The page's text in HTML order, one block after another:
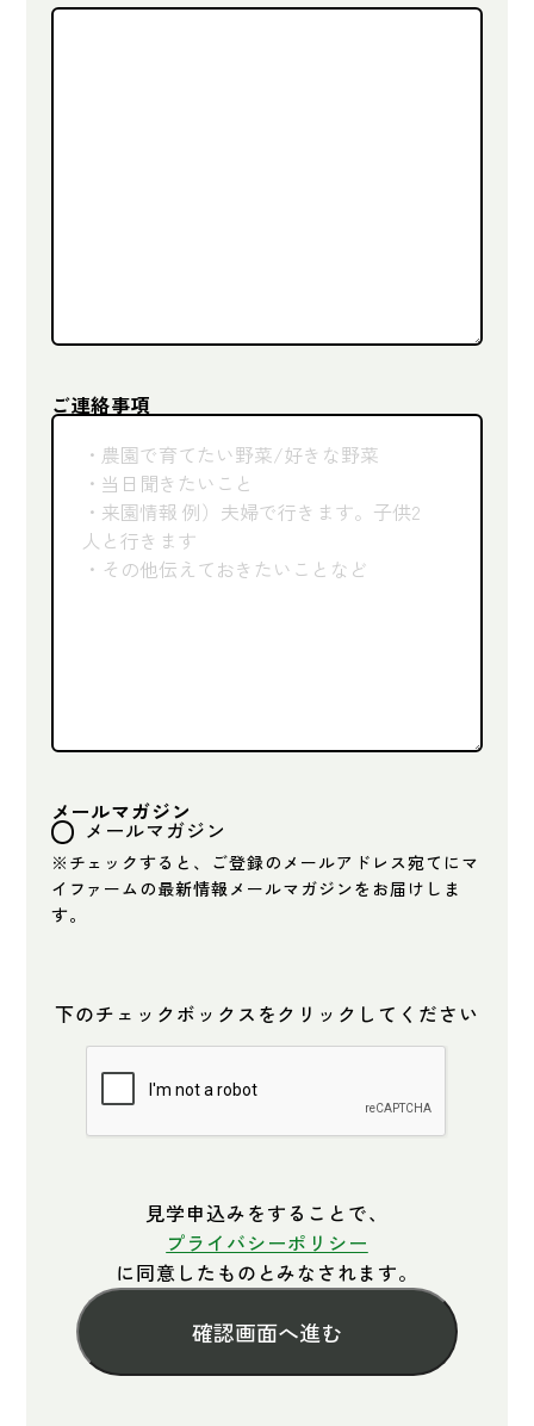
ご連絡事項
メールマガジン
メールマガジン
※チェックすると、ご登録のメールアドレス宛てにマ
イファームの最新情報メールマガジンをお届けしま
す。
下のチェックボックスをクリックしてください
見学申込みをすることで、
プライバシーポリシー
に同意したものとみなされます。